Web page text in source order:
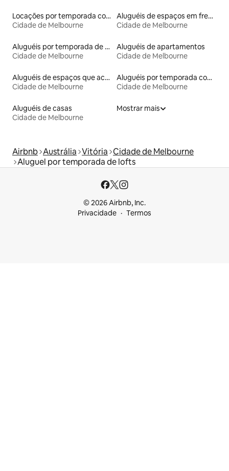
Locações por temporada com piscina
Cidade de Melbourne
Aluguéis de espaços em frente à praia
Cidade de Melbourne
Aluguéis por temporada de acomodações de luxo
Cidade de Melbourne
Aluguéis de apartamentos
Cidade de Melbourne
Aluguéis de espaços que aceitam animais de estimação
Cidade de Melbourne
Aluguéis por temporada com acesso à praia
Cidade de Melbourne
Aluguéis de casas
Cidade de Melbourne
Mostrar mais
Airbnb Austrália Vitória Cidade de Melbourne
Aluguel por temporada de lofts
© 2026 Airbnb, Inc.
Privacidade
Termos